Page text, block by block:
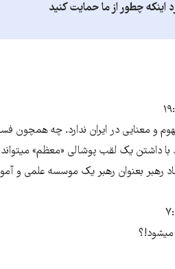
چطور از ما حمایت کنید
در ایران ندارد. چه همچون فسیل
یک لقب پوشالی «معظم» میتواند
بعنوان رهبر یک موسسه علمی و آموزشی.